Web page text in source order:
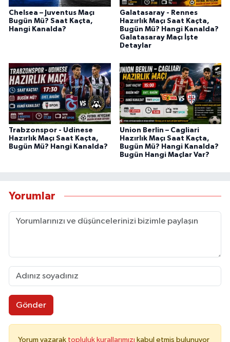
Chelsea – Juventus Maçı
Bugün Mü? Saat Kaçta,
Hangi Kanalda?
Galatasaray - Rennes
Hazırlık Maçı Saat Kaçta,
Bugün Mü? Hangi Kanalda?
Galatasaray Maçı İşte
Detaylar
Trabzonspor - Udinese
Hazırlık Maçı Saat Kaçta,
Bugün Mü? Hangi Kanalda?
Union Berlin – Cagliari
Hazırlık Maçı Saat Kaçta,
Bugün Mü? Hangi Kanalda?
Bugün Hangi Maçlar Var?
Yorumlar
Gönder
Yorum yazarak topluluk kurallarımızı kabul etmiş bulunuyor